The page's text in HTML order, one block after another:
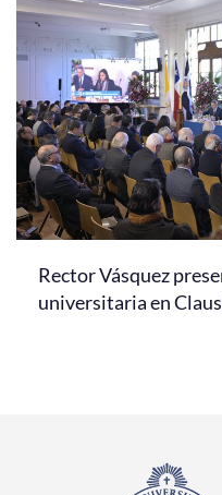
Rector Vásquez
universitaria en